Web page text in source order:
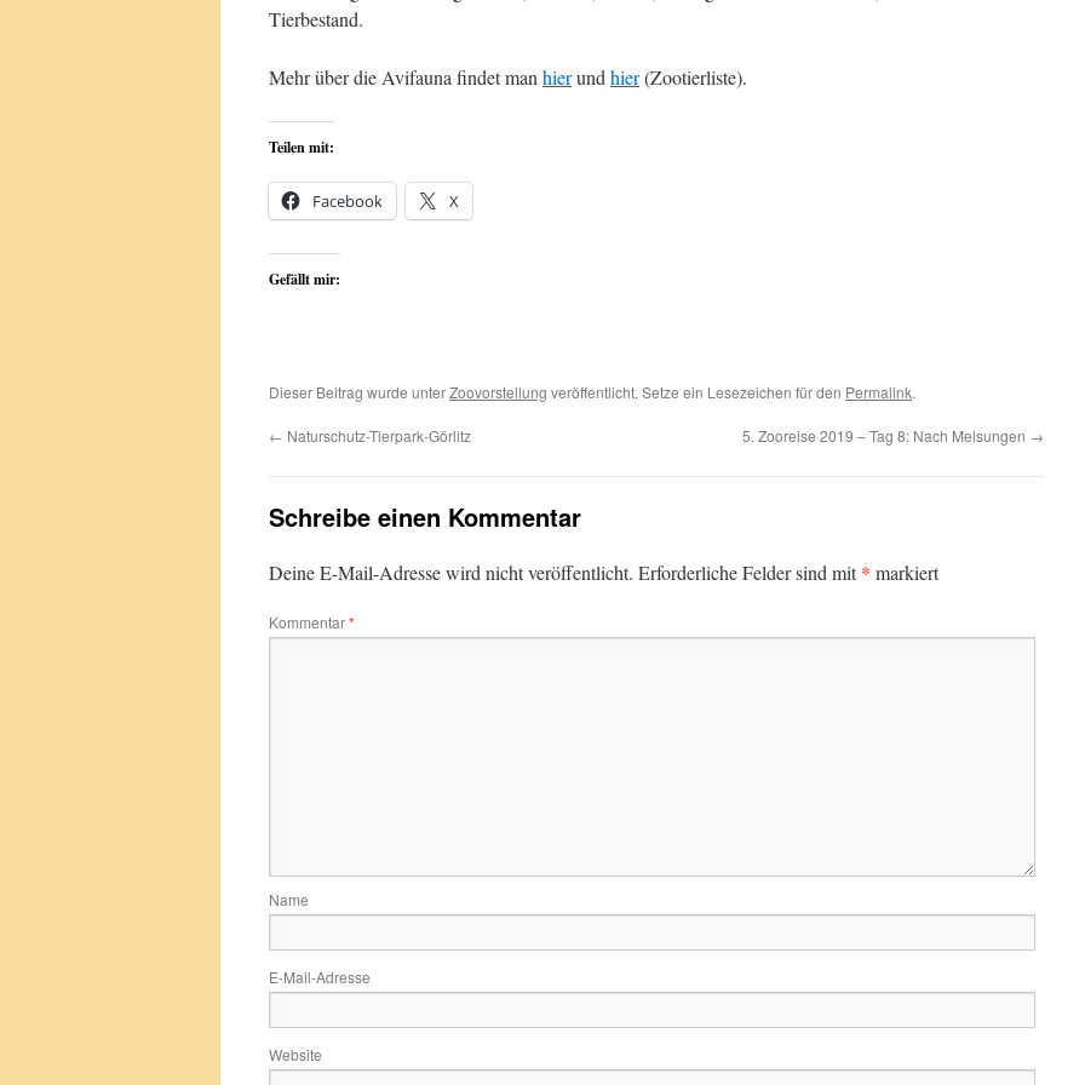
Tierbestand.
Mehr über die Avifauna findet man hierund hier(Zootierliste).
Teilen mit:
Facebook X
Gefällt mir:
Dieser Beitrag wurde unterZoovorstellung veröffentlicht. Setze ein Lesezeichen für den Permalink.
← Naturschutz-Tierpark-Görlitz 5. Zooreise 2019 – Tag 8: Nach Melsungen →
Schreibe einen Kommentar
Deine E-Mail-Adresse wird nicht veröffentlicht. Erforderliche Felder sind mit* markiert
Kommentar*
Name
E-Mail-Adresse
Website